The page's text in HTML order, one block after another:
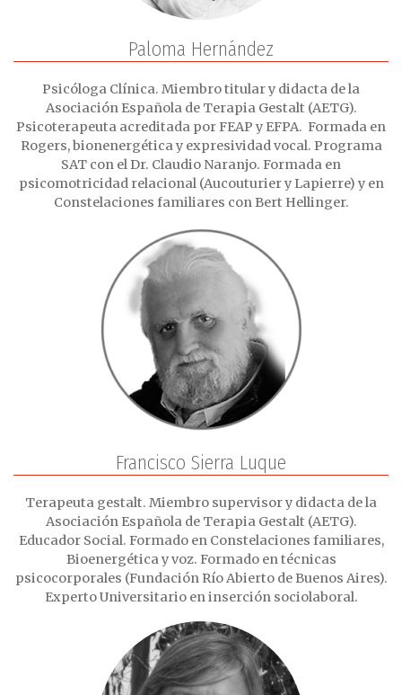
Paloma Hernández
Psicóloga Clínica. Miembro titular y didacta de la
Asociación Española de Terapia Gestalt (AETG).
Psicoterapeuta acreditada por FEAP y EFPA. Formada en
Rogers, bionenergética y expresividad vocal. Programa
SAT con el Dr. Claudio Naranjo. Formada en
psicomotricidad relacional (Aucouturier y Lapierre) y en
Constelaciones familiares con Bert Hellinger.
Francisco Sierra Luque
Terapeuta gestalt. Miembro supervisor y didacta de la
Asociación Española de Terapia Gestalt (AETG).
Educador Social. Formado en Constelaciones familiares,
Bioenergética y voz. Formado en técnicas
psicocorporales (Fundación Río Abierto de Buenos Aires).
Experto Universitario en inserción sociolaboral.